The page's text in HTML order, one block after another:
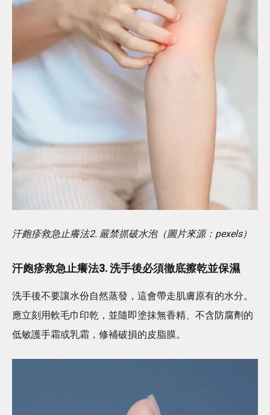
汗皰疹救急止癢法2. 嚴禁抓破水泡（圖片來源：pexels）
汗皰疹救急止癢法3. 洗手後必須徹底擦乾並保濕
洗手後不要讓水份自然蒸發，這會帶走肌膚原有的水分。
應立刻用軟毛巾印乾，並隨即塗抹無香精、不含防腐劑的
低敏護手霜或乳霜，修補破損的皮脂膜。